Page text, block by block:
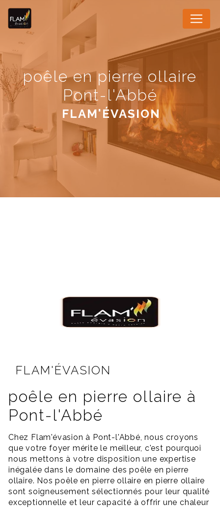
poêle en pierre ollaire
Pont-l'Abbé
FLAM'ÉVASION
FLAM'ÉVASION
poêle en pierre ollaire à
Pont-l'Abbé
Chez Flam'évasion à Pont-l'Abbé, nous croyons
que votre foyer mérite le meilleur, c'est pourquoi
nous mettons à votre disposition une expertise
inégalée dans le domaine des poêle en pierre
ollaire. Nos poêle en pierre ollaire en pierre ollaire
sont soigneusement sélectionnés pour leur qualité
exceptionnelle et leur capacité à offrir une chaleur
Panneau de gestion des cookies